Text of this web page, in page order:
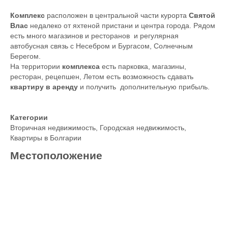
Комплекс расположен в центральной части курорта Святой
Влас недалеко от яхтеной пристани и центра города. Рядом
есть много магазинов и ресторанов и регулярная
автобусная связь с Несебром и Бургасом, Солнечным
Берегом.
На территории комплекса есть парковка, магазины,
ресторан, рецепшен, Летом есть возможность сдавать
квартиру в аренду и получить дополнительную прибыль.
Категории
Вторичная недвижимость, Городская недвижимость,
Квартиры в Болгарии
Местоположение